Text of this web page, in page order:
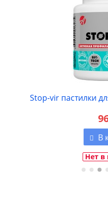
Stop-vir пастилки
В
Нет в